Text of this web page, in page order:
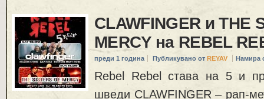
CLAWFINGER и THE
MERCY на REBEL
преди 1 година Публикувано от REYAV Намира
Rebel Rebel става на 5 и
шведи CLAWFINGER – рап-